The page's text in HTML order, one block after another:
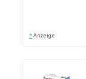
* Anzeige